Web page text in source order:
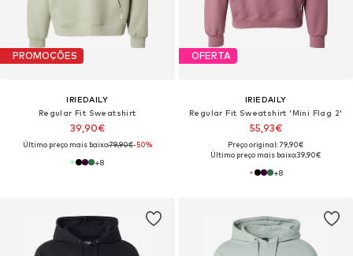
PROMOÇÕES
IRIEDAILY
Regular Fit Sweatshirt
39,90€
Último preço mais baixo:79,90€-50%
+8
OFERTA
IRIEDAILY
Regular Fit Sweatshirt 'Mini Flag 2'
55,93€
Preço original: 79,90€
Último preço mais baixo:39,90€
+8